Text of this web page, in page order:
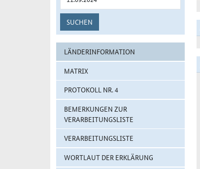
SUCHEN
LÄNDERINFORMATION
MATRIX
PROTOKOLL NR. 4
BEMERKUNGEN ZUR
VERARBEITUNGSLISTE
VERARBEITUNGSLISTE
WORTLAUT DER ERKLÄRUNG